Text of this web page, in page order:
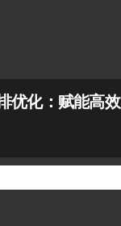
优化：赋能高效